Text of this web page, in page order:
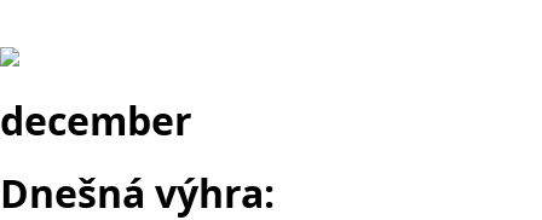
december
Dnešná výhra: